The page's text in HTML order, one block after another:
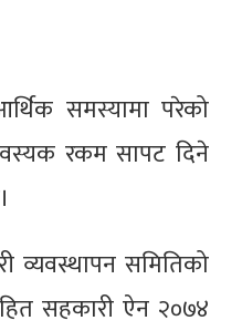
समस्यामा परेको
रकम सापट दिने
व्यवस्थापन समितिको
सहकारी ऐन २०७४